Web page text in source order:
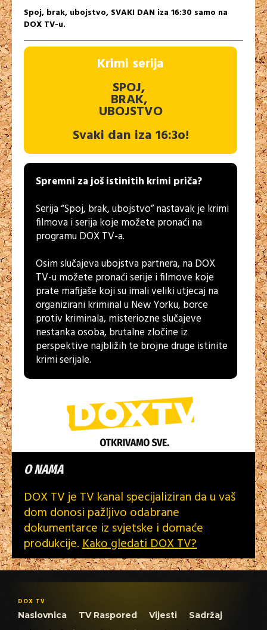
Spoj, brak, ubojstvo, SVAKI DAN iza 16:30 samo na
DOX TV-u.
Krimi serija
SPOJ,
BRAK,
UBOJSTVO
Svaki dan iza 16:3o!
Spremni za još istinitih krimi priča?
Serija “Spoj, brak, ubojstvo” nastavak je krimi
filmova i serija koje možete pronaći na
programu DOX TV-a.
Osim slučajeva ubojstva partnera, na DOX
TV-u možete pronaći serije i filmove koje
prate mafijaše koji su imali veliki utjecaj na
organizirani kriminal u New Yorku, borce
protiv kriminala, misteriozne slučajeve
nestanka osoba, brutalne zločine iz
perspektive najbližih te brojne druge istinite
krimi serijale.
O NAMA
DOX TV je TV kanal specijaliziran da u vaš
dom donosi pažljivo odabrane
dokumentarce iz svjetske i domaće
produkcije.Kako gledati DOX TV?
DOX TV
Naslovnica TV Raspored Vijesti
Sadržaj